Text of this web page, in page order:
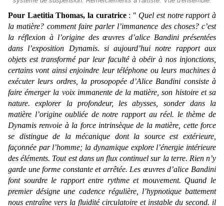
Pour Laetitia Thomas, la curatrice : " Quel est notre rapport à
la matière? comment faire parler l’immanence des choses? c’est
la réflexion à l’origine des œuvres d’alice Bandini présentées
dans l’exposition Dynamis. si aujourd’hui notre rapport aux
objets est transformé par leur faculté à obéir à nos injonctions,
certains vont ainsi enjoindre leur téléphone ou leurs machines à
exécuter leurs ordres, la prosopopée d’Alice Bandini consiste à
faire émerger la voix immanente de la matière, son histoire et sa
nature. explorer la profondeur, les abysses, sonder dans la
matière l’origine oubliée de notre rapport au réel. le thème de
Dynamis renvoie à la force intrinsèque de la matière, cette force
se distingue de la mécanique dont la source est extérieure,
façonnée par l’homme; la dynamique explore l’énergie intérieure
des éléments. Tout est dans un flux continuel sur la terre. Rien n’y
garde une forme constante et arrêtée. Les œuvres d’alice Bandini
font sourdre le rapport entre rythme et mouvement. Quand le
premier désigne une cadence régulière, l’hypnotique battement
nous entraîne vers la fluidité circulatoire et instable du second. il